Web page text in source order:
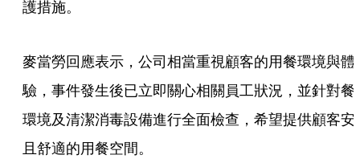
護措施。
麥當勞回應表示，公司相當重視顧客的用餐環境與體
驗，事件發生後已立即關心相關員工狀況，並針對餐
環境及清潔消毒設備進行全面檢查，希望提供顧客安
且舒適的用餐空間。